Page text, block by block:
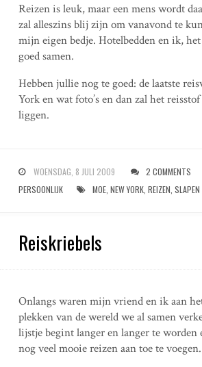
Reizen is leuk, maar een mens wordt
zal alleszins blij zijn om vanavond te
mijn eigen bedje. Hotelbedden en ik,
goed samen.
Hebben jullie nog te goed: de laatste
York en wat foto’s en dan zal het
liggen.
WOENSDAG, 8 JULI 2009 2 COMMENTS
PERSOONLIJK
MOE, NEW YORK, REIZEN SLAPEN
Reiskriebels
Onlangs waren mijn vriend en ik aan
plekken van de wereld we al samen
lijstje begint langer en langer te worden
nog veel mooie reizen aan toe te